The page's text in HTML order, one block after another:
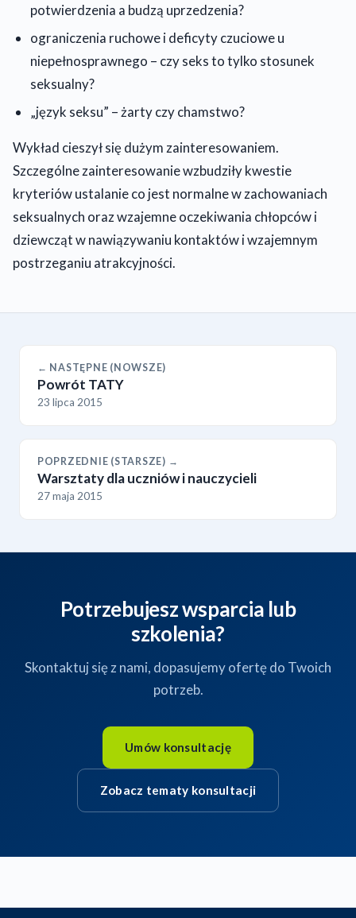
potwierdzenia a budzą uprzedzenia?
ograniczenia ruchowe i deficyty czuciowe u
niepełnosprawnego – czy seks to tylko stosunek
seksualny?
„język seksu” – żarty czy chamstwo?
Wykład cieszył się dużym zainteresowaniem.
Szczególne zainteresowanie wzbudziły kwestie
kryteriów ustalanie co jest normalne w zachowaniach
seksualnych oraz wzajemne oczekiwania chłopców i
dziewcząt w nawiązywaniu kontaktów i wzajemnym
postrzeganiu atrakcyjności.
← NASTĘPNE (NOWSZE)
Powrót TATY
23 lipca 2015
POPRZEDNIE (STARSZE) →
Warsztaty dla uczniów i nauczycieli
27 maja 2015
Potrzebujesz wsparcia lub
szkolenia?
Skontaktuj się z nami, dopasujemy ofertę do Twoich
potrzeb.
Umów konsultację
Zobacz tematy konsultacji